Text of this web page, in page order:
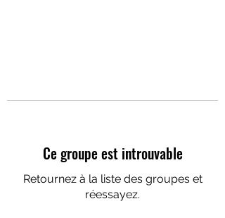
Ce groupe est introuvable
Retournez à la liste des groupes et
réessayez.